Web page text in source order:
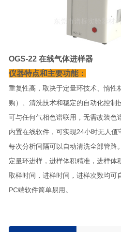
OGS-22 在线气体进样器
仪器特点和主要功能：
重复性高，取决于定量环技术、惰性
购）、清洗技术和稳定的自动化控制
可与任何气相色谱联用，无需改装色
内置在线软件，可实现24小时无人值
每次分析间隔可以自动清洗全部管路。
定量环进样，进样体积精准，进样体
取样时间，进样时间，进样次数均可
PC端软件简单易用。